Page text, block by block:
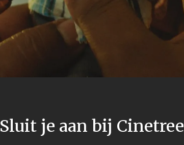
Sluit je aan bij Cinetree